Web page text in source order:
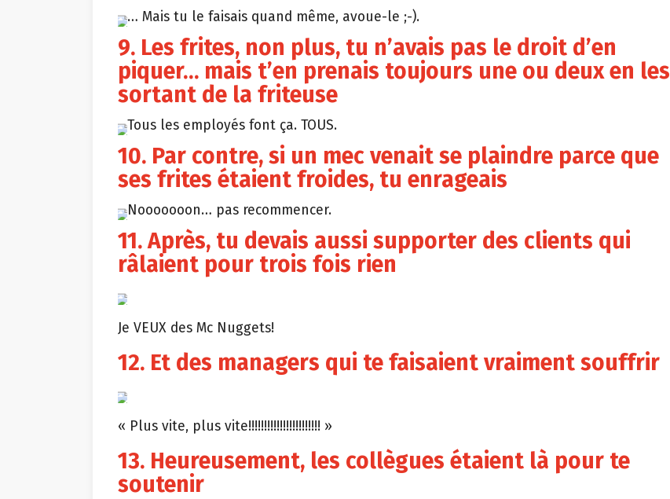
… Mais tu le faisais quand même, avoue-le ;-).
9. Les frites, non plus, tu n’avais pas le droit d’en
piquer… mais t’en prenais toujours une ou deux en les
sortant de la friteuse
Tous les employés font ça. TOUS.
10. Par contre, si un mec venait se plaindre parce que
ses frites étaient froides, tu enrageais
Nooooooon… pas recommencer.
11. Après, tu devais aussi supporter des clients qui
râlaient pour trois fois rien
Je VEUX des Mc Nuggets!
12. Et des managers qui te faisaient vraiment souffrir
« Plus vite, plus vite!!!!!!!!!!!!!!!!!!!!!!! »
13. Heureusement, les collègues étaient là pour te
soutenir